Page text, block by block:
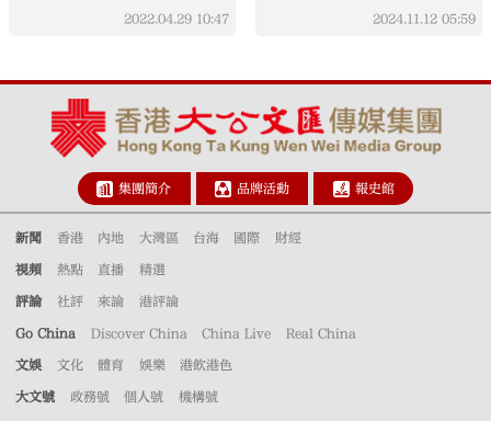
2022.04.29 10:47 2024.11.12 05:59
集團簡介 品牌活動 報史館
新聞 香港 內地 大灣區 台海 國際 財經
視頻 熱點 直播 精選
評論 社評 來論 港評論
Go China Discover China China Live Real China
文娛 文化 體育 娛樂 港飲港色
大文號 政務號 個人號 機構號